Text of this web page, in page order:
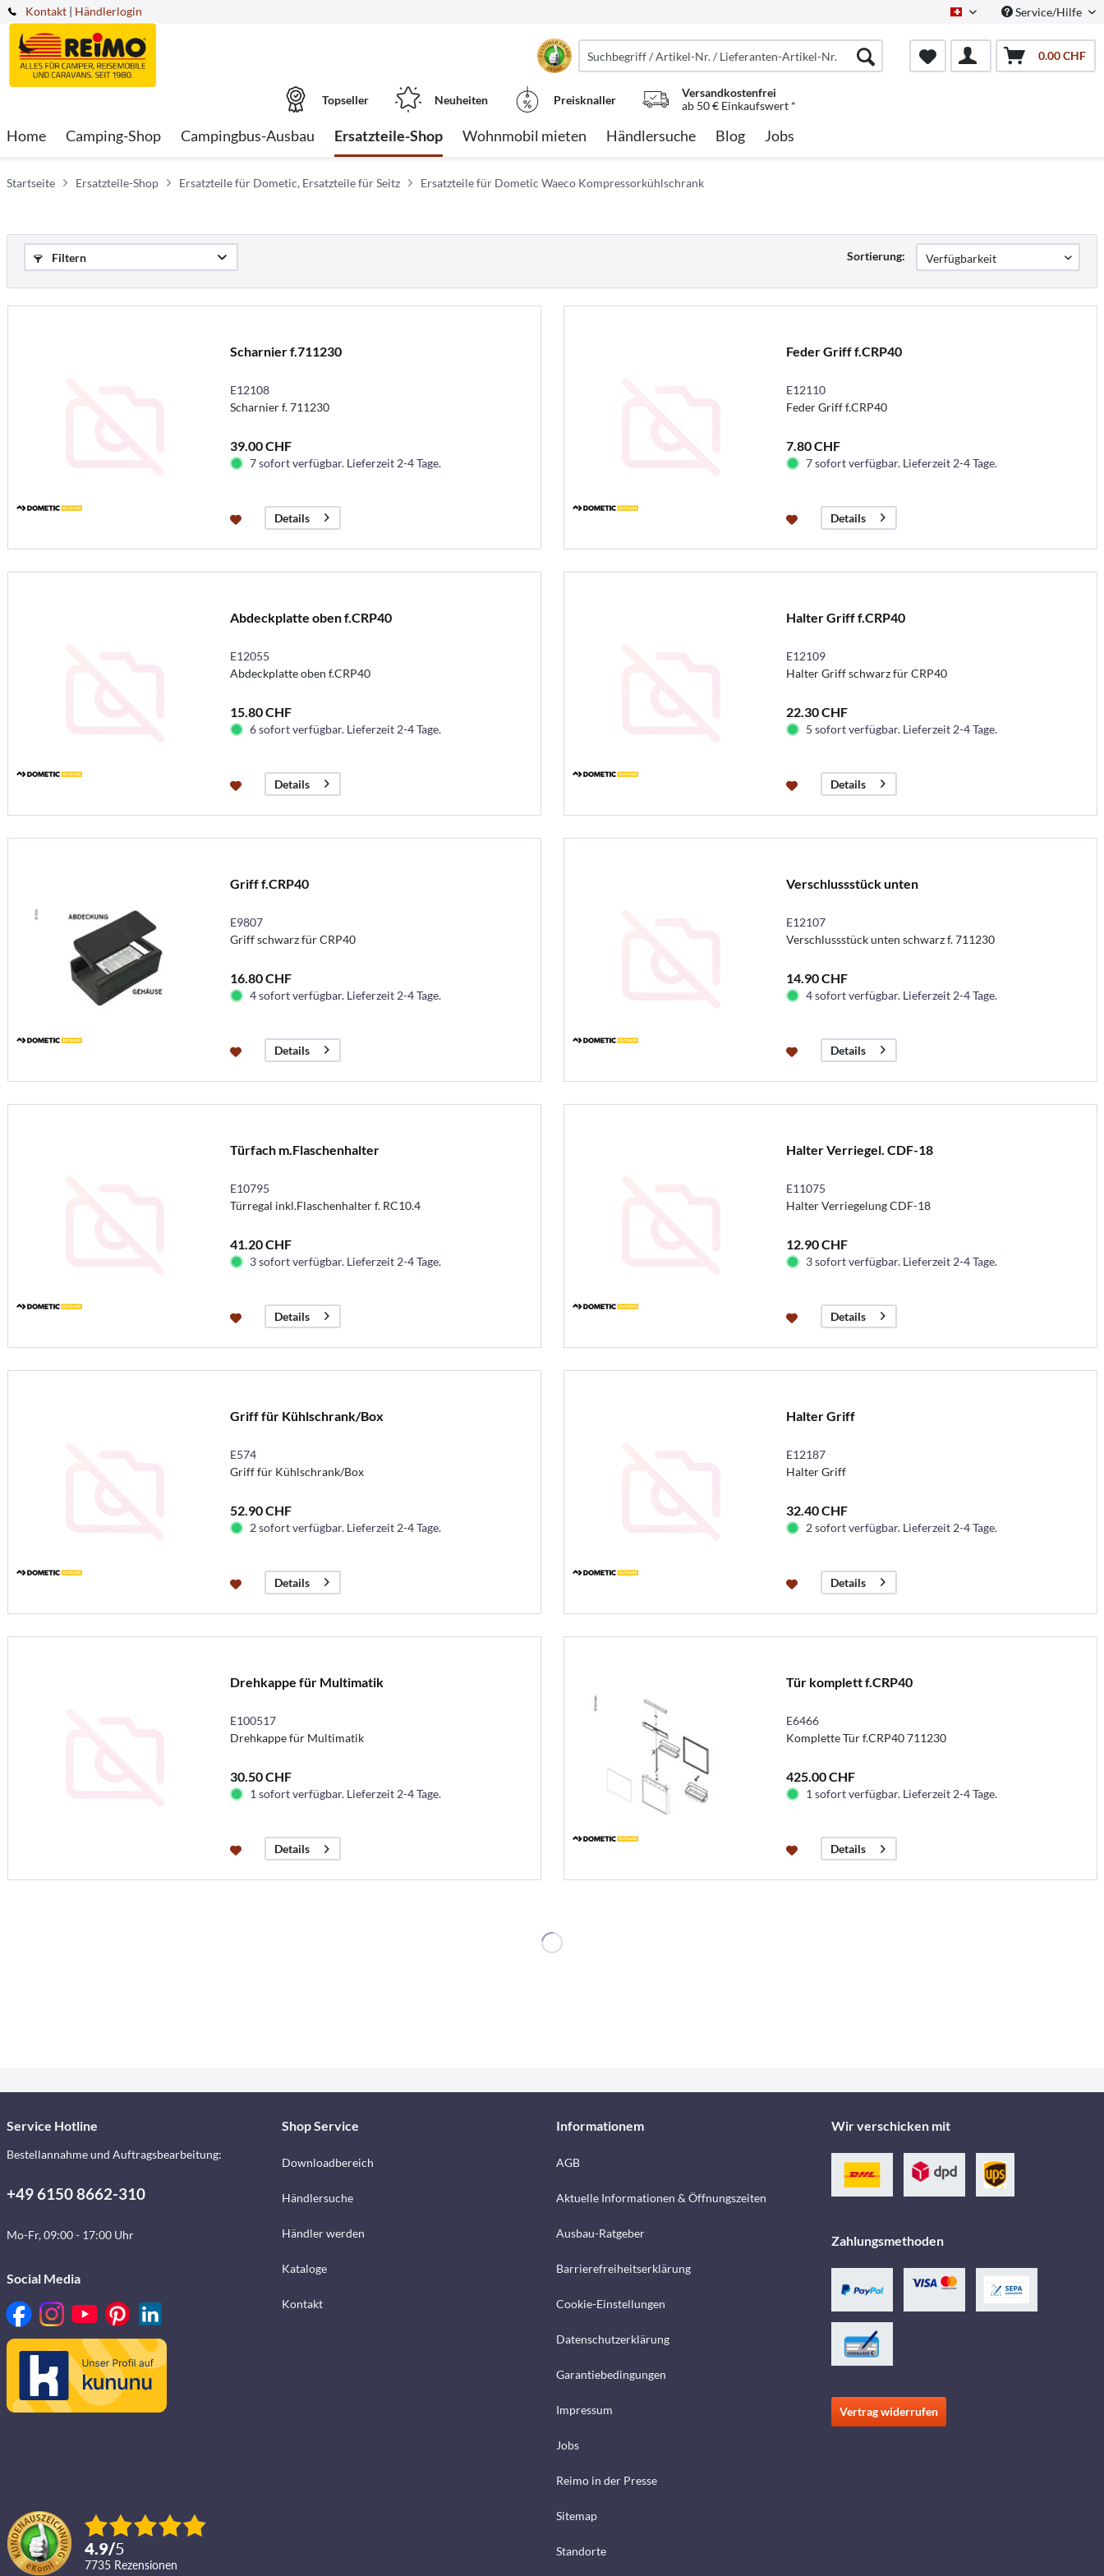
Kontakt Schweiz/DeutschService/Hilfe
| Händlerlogin
0.00 CHF
Topseller Neuheiten Preisknaller
Versandkostenfrei
ab 50 € Einkaufswert *
Home Camping-Shop Campingbus-Ausbau Ersatzteile-Shop Wohnmobil mieten Händlersuche Blog Jobs
Startseite Ersatzteile-Shop Ersatzteile für Dometic, Ersatzteile für Seitz Ersatzteile für Dometic Waeco Kompressorkühlschrank
Filtern Sortierung:
Scharnier f.711230
E12108
Scharnier f. 711230
39.00 CHF
7 sofort verfügbar. Lieferzeit 2-4 Tage.
Details
Feder Griff f.CRP40
E12110
Feder Griff f.CRP40
7.80 CHF
7 sofort verfügbar. Lieferzeit 2-4 Tage.
Details
Abdeckplatte oben f.CRP40
E12055
Abdeckplatte oben f.CRP40
15.80 CHF
6 sofort verfügbar. Lieferzeit 2-4 Tage.
Details
Halter Griff f.CRP40
E12109
Halter Griff schwarz für CRP40
22.30 CHF
5 sofort verfügbar. Lieferzeit 2-4 Tage.
Details
Griff f.CRP40
E9807
Griff schwarz für CRP40
16.80 CHF
4 sofort verfügbar. Lieferzeit 2-4 Tage.
Details
Verschlussstück unten
E12107
Verschlussstück unten schwarz f. 711230
14.90 CHF
4 sofort verfügbar. Lieferzeit 2-4 Tage.
Details
Türfach m.Flaschenhalter
E10795
Türregal inkl.Flaschenhalter f. RC10.4
41.20 CHF
3 sofort verfügbar. Lieferzeit 2-4 Tage.
Details
Halter Verriegel. CDF-18
E11075
Halter Verriegelung CDF-18
12.90 CHF
3 sofort verfügbar. Lieferzeit 2-4 Tage.
Details
Griff für Kühlschrank/Box
E574
Griff für Kühlschrank/Box
52.90 CHF
2 sofort verfügbar. Lieferzeit 2-4 Tage.
Details
Halter Griff
E12187
Halter Griff
32.40 CHF
2 sofort verfügbar. Lieferzeit 2-4 Tage.
Details
Drehkappe für Multimatik
E100517
Drehkappe für Multimatik
30.50 CHF
1 sofort verfügbar. Lieferzeit 2-4 Tage.
Details
Tür komplett f.CRP40
E6466
Komplette Tür f.CRP40 711230
425.00 CHF
1 sofort verfügbar. Lieferzeit 2-4 Tage.
Details
Service Hotline
Bestellannahme und Auftragsbearbeitung:
+49 6150 8662-310
Mo-Fr, 09:00 - 17:00 Uhr
Social Media
4.9/5
7735 Rezensionen
Shop Service
Downloadbereich
Händlersuche
Händler werden
Kataloge
Kontakt
Informationem
AGB
Aktuelle Informationen & Öffnungszeiten
Ausbau-Ratgeber
Barrierefreiheitserklärung
Cookie-Einstellungen
Datenschutzerklärung
Garantiebedingungen
Impressum
Jobs
Reimo in der Presse
Sitemap
Standorte
Wir verschicken mit
Zahlungsmethoden
Vertrag widerrufen